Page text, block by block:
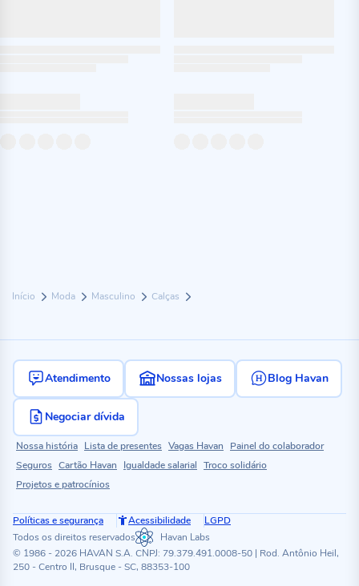
Início Moda Masculino Calças
Atendimento Nossas lojas Blog Havan
Negociar dívida
Nossa história Lista de presentes Vagas Havan
Painel do colaborador
Seguros Cartão Havan Igualdade salarial Troco solidário
Projetos e patrocínios
Políticas e segurança Acessibilidade
LGPD
Todos os direitos reservados
Havan Labs
© 1986 - 2026 HAVAN S.A. CNPJ: 79.379.491.0008-50 | Rod. Antônio Heil,
250 - Centro II, Brusque - SC, 88353-100